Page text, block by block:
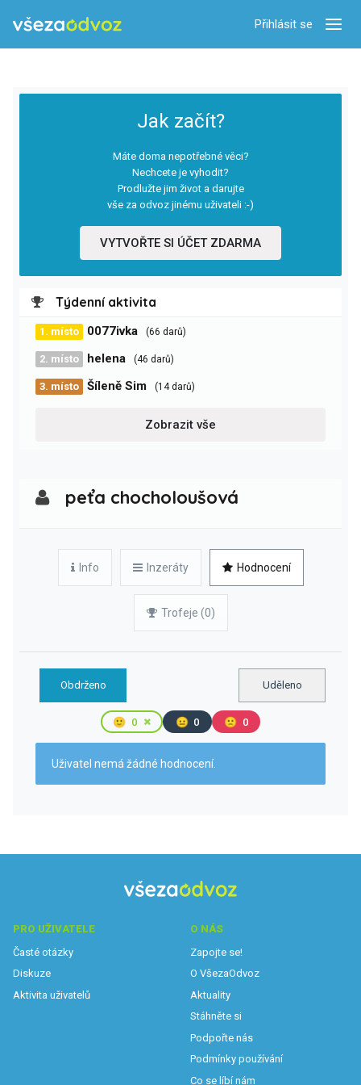
Přihlásit se
Jak začít?
Máte doma nepotřebné věci?
Nechcete je vyhodit?
Prodlužte jim život a darujte
vše za odvoz jinému uživateli :-)
VYTVOŘTE SI ÚČET ZDARMA
Týdenní aktivita
1. místo 0077ivka (66 darů)
2. místo helena (46 darů)
3. místo Šíleně Sim (14 darů)
Zobrazit vše
peťa chocholoušová
Info Inzeráty Hodnocení
Trofeje (0)
Obdrženo Uděleno
🙂 0 😐 0 🙁 0
Uživatel nemá žádné hodnocení.
PRO UŽIVATELE
Časté otázky
Diskuze
Aktivita uživatelů
O NÁS
Zapojte se!
O VšezaOdvoz
Aktuality
Stáhněte si
Podpořte nás
Podmínky používání
Co se líbí nám